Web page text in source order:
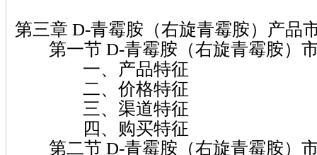
第三章 D-青霉胺（右旋青霉胺）产品
第一节 D-青霉胺（右旋青霉胺）
一、产品特征
二、价格特征
三、渠道特征
四、购买特征
第二节 D-青霉胺（右旋青霉胺）